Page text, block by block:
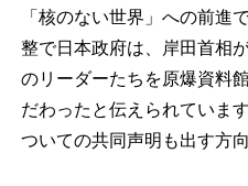
「核のない世界」への前進
整で日本政府は、岸田首相
のリーダーたちを原爆資料
だわったと伝えられていま
ついての共同声明も出す方